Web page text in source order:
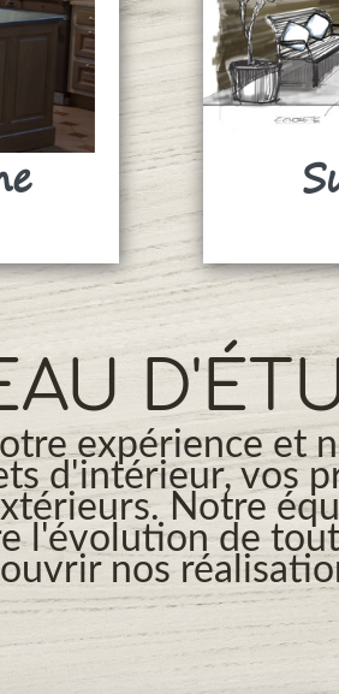
expérience et
d'intérieur, vos
Notre
l'évolution de
nos